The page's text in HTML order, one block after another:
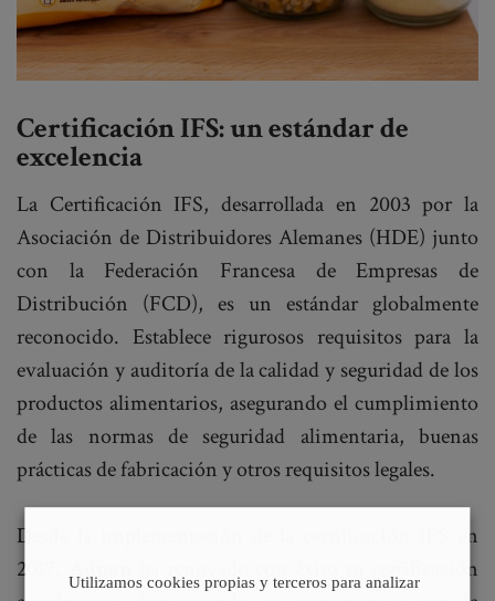
Certificación IFS: un estándar de
excelencia
La Certificación IFS, desarrollada en 2003 por la
Asociación de Distribuidores Alemanes (HDE) junto
con la Federación Francesa de Empresas de
Distribución (FCD), es un estándar globalmente
reconocido. Establece rigurosos requisitos para la
evaluación y auditoría de la calidad y seguridad de los
productos alimentarios, asegurando el cumplimiento
de las normas de seguridad alimentaria, buenas
prácticas de fabricación y otros requisitos legales.
Desde la implementación de la certificación IFS en
2017, Adpan
ha renovado con éxito su certificación
Utilizamos cookies propias y terceros para analizar